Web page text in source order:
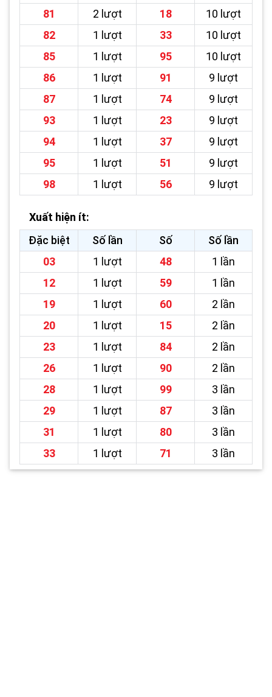
81
2 lượt 18
10 lượt
82
1 lượt 33
10 lượt
85
1 lượt 95
10 lượt
86
1 lượt 91
9 lượt
87
1 lượt 74
9 lượt
93
1 lượt 23
9 lượt
94
1 lượt 37
9 lượt
95
1 lượt 51
9 lượt
98
1 lượt 56 9 lượt
Xuất hiện ít:
Đặc biệt
Số lần Số
Số lần
03
1 lượt 48
1 lần
12
1 lượt 59
1 lần
19
1 lượt 60
2 lần
20
1 lượt 15
2 lần
23
1 lượt 84
2 lần
26
1 lượt 90
2 lần
28
1 lượt 99
3 lần
29
1 lượt 87
3 lần
31
1 lượt 80
3 lần
33
1 lượt 71 3 lần